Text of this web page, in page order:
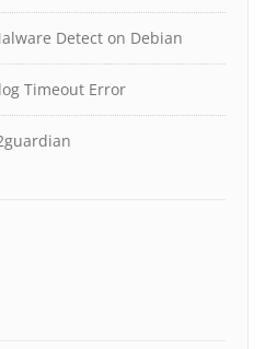
Detect on Debian
Timeout Error